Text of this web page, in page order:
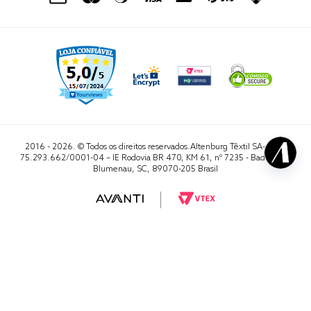
2016 - 2026. © Todos os direitos reservados.Altenburg Têxtil SA- CNPJ
75.293.662/0001-04 – IE Rodovia BR 470, KM 61, nº 7235 - Badenfurt,
Blumenau, SC, 89070-205 Brasil